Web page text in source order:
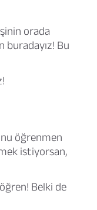
orada
buradayız! Bu
öğrenmen
istiyorsan,
Belki de